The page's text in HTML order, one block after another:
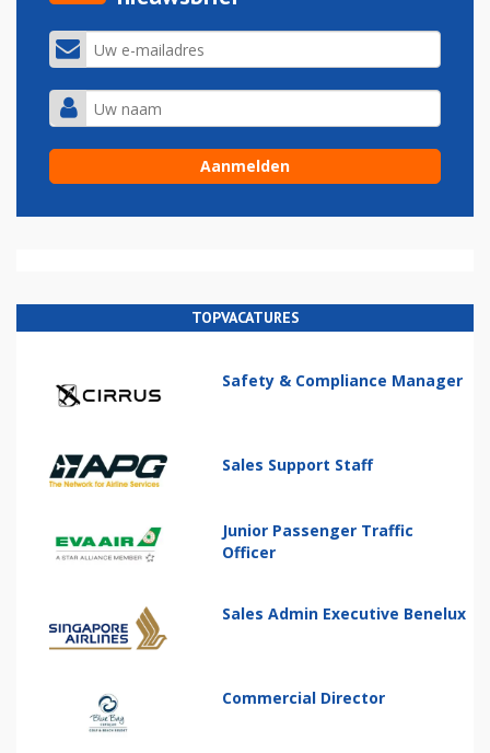
TOPVACATURES
Safety & Compliance Manager
Sales Support Staff
Junior Passenger Traffic
Officer
Sales Admin Executive Benelux
Commercial Director